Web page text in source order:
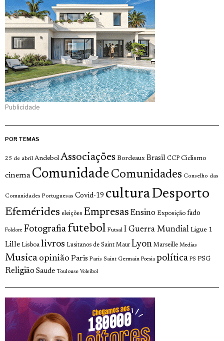
Publicidade
POR TEMAS
25 de abril Andebol Associações Bordeaux Brasil CCP Ciclismo
cinema Comunidade Comunidades Conselho das
Comunidades Portuguesas Covid-19 culturaDesporto
Efemérides eleições Empresas Ensino Exposição fado
Folclore Fotografia futebol Futsal I Guerra Mundial Ligue 1
Lille Lisboa livros Lusitanos de Saint Maur Lyon Marseille Medias
Musica opinião Paris Paris Saint Germain Poesia política PS PSG
Religião Saude Toulouse Voleibol